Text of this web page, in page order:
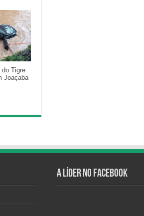
do Tigre
Joaçaba
A Líder no Facebook